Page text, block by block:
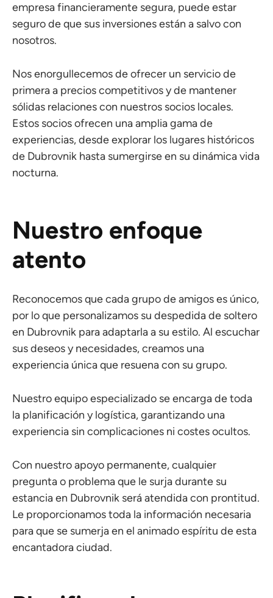
empresa financieramente segura, puede estar
seguro de que sus inversiones están a salvo con
nosotros.
Nos enorgullecemos de ofrecer un servicio de
primera a precios competitivos y de mantener
sólidas relaciones con nuestros socios locales.
Estos socios ofrecen una amplia gama de
experiencias, desde explorar los lugares históricos
de Dubrovnik hasta sumergirse en su dinámica vida
nocturna.
Nuestro enfoque
atento
Reconocemos que cada grupo de amigos es único,
por lo que personalizamos su despedida de soltero
en Dubrovnik para adaptarla a su estilo. Al escuchar
sus deseos y necesidades, creamos una
experiencia única que resuena con su grupo.
Nuestro equipo especializado se encarga de toda
la planificación y logística, garantizando una
experiencia sin complicaciones ni costes ocultos.
Con nuestro apoyo permanente, cualquier
pregunta o problema que le surja durante su
estancia en Dubrovnik será atendida con prontitud.
Le proporcionamos toda la información necesaria
para que se sumerja en el animado espíritu de esta
encantadora ciudad.